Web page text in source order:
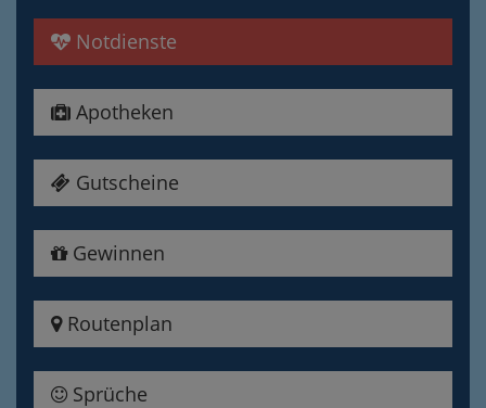
Notdienste
Apotheken
Gutscheine
Gewinnen
Routenplan
Sprüche